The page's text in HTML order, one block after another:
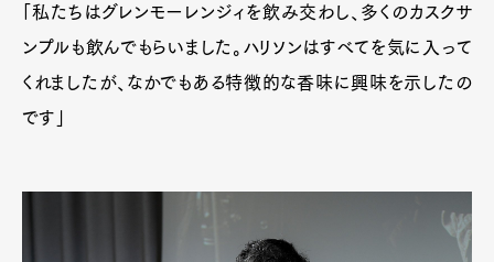
「私たちはグレンモーレンジィを飲み交わし、多くのカスクサ
ンプルも飲んでもらいました。ハリソンはすべてを気に入って
くれましたが、なかでもある特徴的な香味に興味を示したの
です」